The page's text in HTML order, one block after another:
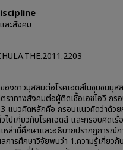
ะสังคม
งชาวมุสลิมต่อโรคเอดส์ในชุมชนมุ
ราทางสังคมต่อผู้ติดเชื้อเอชไอวี กร
แนวคิดหลักคือ กรอบแนวคิดว่าด้ว
ไปเกี่ยวกับโรคเอดส์ และกรอบคิด
หล่านี้ศึกษาและอธิบายปรากฏการณ์
ลการศึกษาวิจัยพบว่า 1.ความรู้เกี่ย